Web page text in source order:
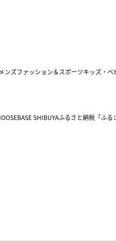
メンズファッション＆スポーツキッズ・ベ
SHIBUYAふるさと納税「ふる